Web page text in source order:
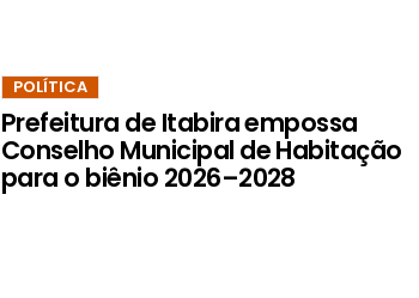
POLÍTICA
Prefeitura de Itabira empossa
Conselho Municipal de Habitação
para o biênio 2026–2028